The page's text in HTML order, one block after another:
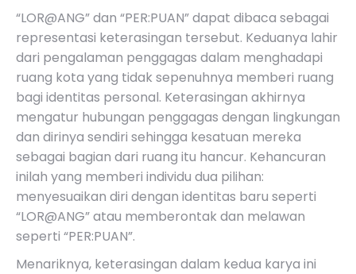
“LOR@ANG”dan “PER:PUAN”dapat dibaca sebagai
representasi keterasingan tersebut. Keduanya lahir
dari pengalaman penggagas dalam menghadapi
ruang kota yang tidak sepenuhnya memberi ruang
bagi identitas personal. Keterasingan akhirnya
mengatur hubungan penggagas dengan lingkungan
dan dirinya sendiri sehingga kesatuan mereka
sebagai bagian dari ruang itu hancur. Kehancuran
inilah yang memberi individu dua pilihan:
menyesuaikan diri dengan identitas baru seperti
“LOR@ANG”atau memberontak dan melawan
seperti “PER:PUAN”.
Menariknya, keterasingan dalam kedua karya ini